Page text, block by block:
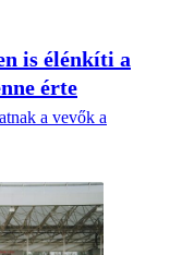
is élénkíti a
érte
a vevők a